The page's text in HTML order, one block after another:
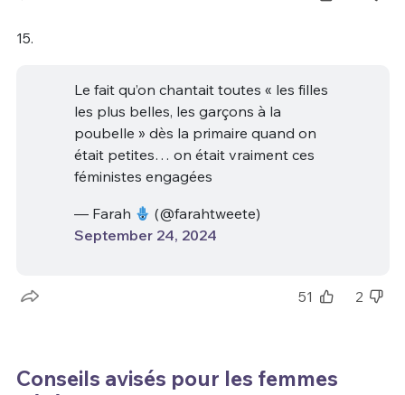
15.
Le fait qu’on chantait toutes « les filles
les plus belles, les garçons à la
poubelle » dès la primaire quand on
était petites… on était vraiment ces
féministes engagées
— Farah
(@farahtweete)
September 24, 2024
51 2
Conseils avisés pour les femmes